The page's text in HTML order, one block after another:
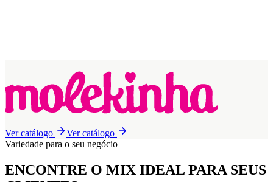
Ver catálogo
Ver catálogo
Variedade para o seu negócio
ENCONTRE O MIX IDEAL PARA SEUS